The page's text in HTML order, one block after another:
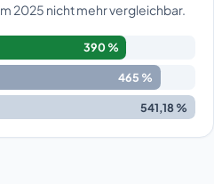
2025 nicht mehr vergleichbar.
390 %
465 %
541,18 %